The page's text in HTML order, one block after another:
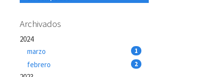
Archivados
2024
marzo
1
febrero 2